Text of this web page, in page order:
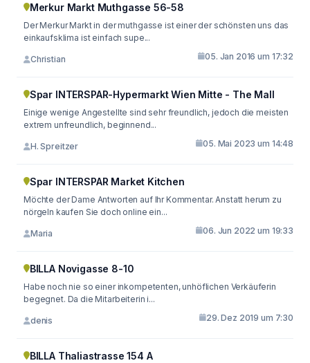
Merkur Markt Muthgasse 56-58
Der Merkur Markt in der muthgasse ist einer der schönsten uns das
einkaufsklima ist einfach supe...
Christian 05. Jan 2016 um 17:32
Spar INTERSPAR-Hypermarkt Wien Mitte - The Mall
Einige wenige Angestellte sind sehr freundlich, jedoch die meisten
extrem unfreundlich, beginnend...
H. Spreitzer 05. Mai 2023 um 14:48
Spar INTERSPAR Market Kitchen
Möchte der Dame Antworten auf Ihr Kommentar. Anstatt herum zu
nörgeln kaufen Sie doch online ein...
Maria 06. Jun 2022 um 19:33
BILLA Novigasse 8-10
Habe noch nie so einer inkompetenten, unhöflichen Verkäuferin
begegnet. Da die Mitarbeiterin i...
denis 29. Dez 2019 um 7:30
BILLA Thaliastrasse 154 A